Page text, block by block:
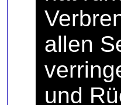
allen
und